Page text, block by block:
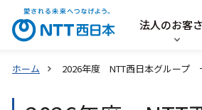
法人のお客
ホーム 2026年度 NTT西日本グループ